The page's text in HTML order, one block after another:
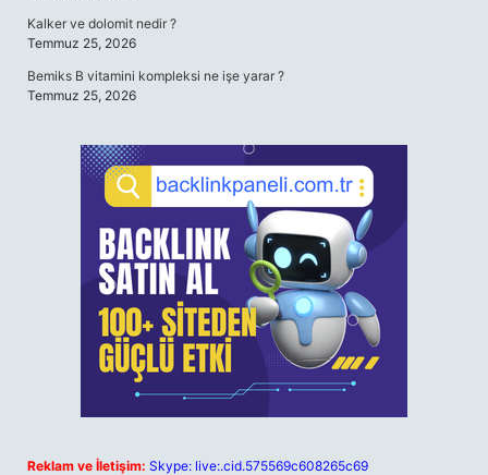
Kalker ve dolomit nedir ?
Temmuz 25, 2026
Bemiks B vitamini kompleksi ne işe yarar ?
Temmuz 25, 2026
Reklam ve İletişim: Skype: live:.cid.575569c608265c69